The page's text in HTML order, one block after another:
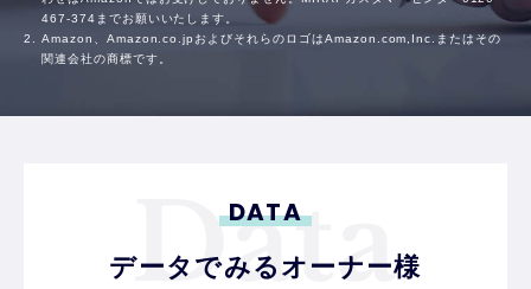
467-374 までお願いいたします。
Amazon、Amazon.co.jpおよびそれらのロゴはAmazon.com,Inc.またはその
関連会社の商標です。
DATA
データでみるオーナー様